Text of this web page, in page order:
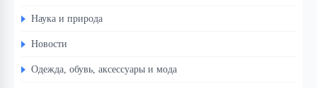
Наука и природа
Новости
Одежда, обувь, аксессуары и мода